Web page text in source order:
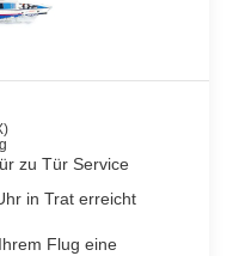
zu Tür Service
in Trat erreicht
Flug eine